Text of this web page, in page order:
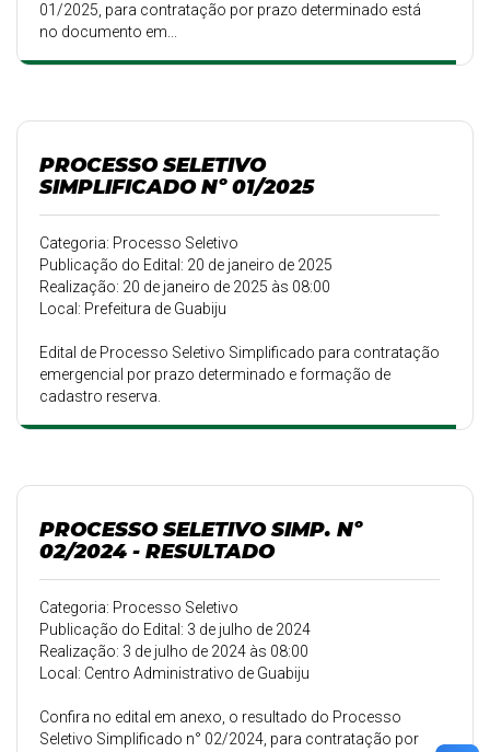
01/2025, para contratação por prazo determinado está
no documento em...
PROCESSO SELETIVO
SIMPLIFICADO Nº 01/2025
Categoria: Processo Seletivo
Publicação do Edital: 20 de janeiro de 2025
Realização: 20 de janeiro de 2025 às 08:00
Local: Prefeitura de Guabiju
Edital de Processo Seletivo Simplificado para contratação
emergencial por prazo determinado e formação de
cadastro reserva.
PROCESSO SELETIVO SIMP. Nº
02/2024 - RESULTADO
Categoria: Processo Seletivo
Publicação do Edital: 3 de julho de 2024
Realização: 3 de julho de 2024 às 08:00
Local: Centro Administrativo de Guabiju
Confira no edital em anexo, o resultado do Processo
Seletivo Simplificado n° 02/2024, para contratação por